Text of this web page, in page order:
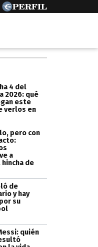
4 del
2026: qué
este
verlos en
pero con
a
de
de
y hay
su
quién